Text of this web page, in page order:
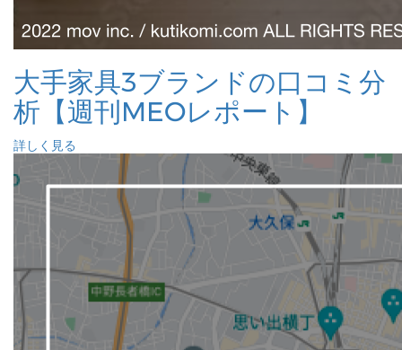
大手家具3ブランドの口コミ分
析【週刊MEOレポート】
詳しく見る